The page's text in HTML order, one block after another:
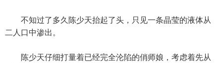
不知过了多久陈少天抬起了头，只见一条晶莹的液体从
二人口中渗出。
陈少天仔细打量着已经完全沦陷的俏师娘，考虑着先从